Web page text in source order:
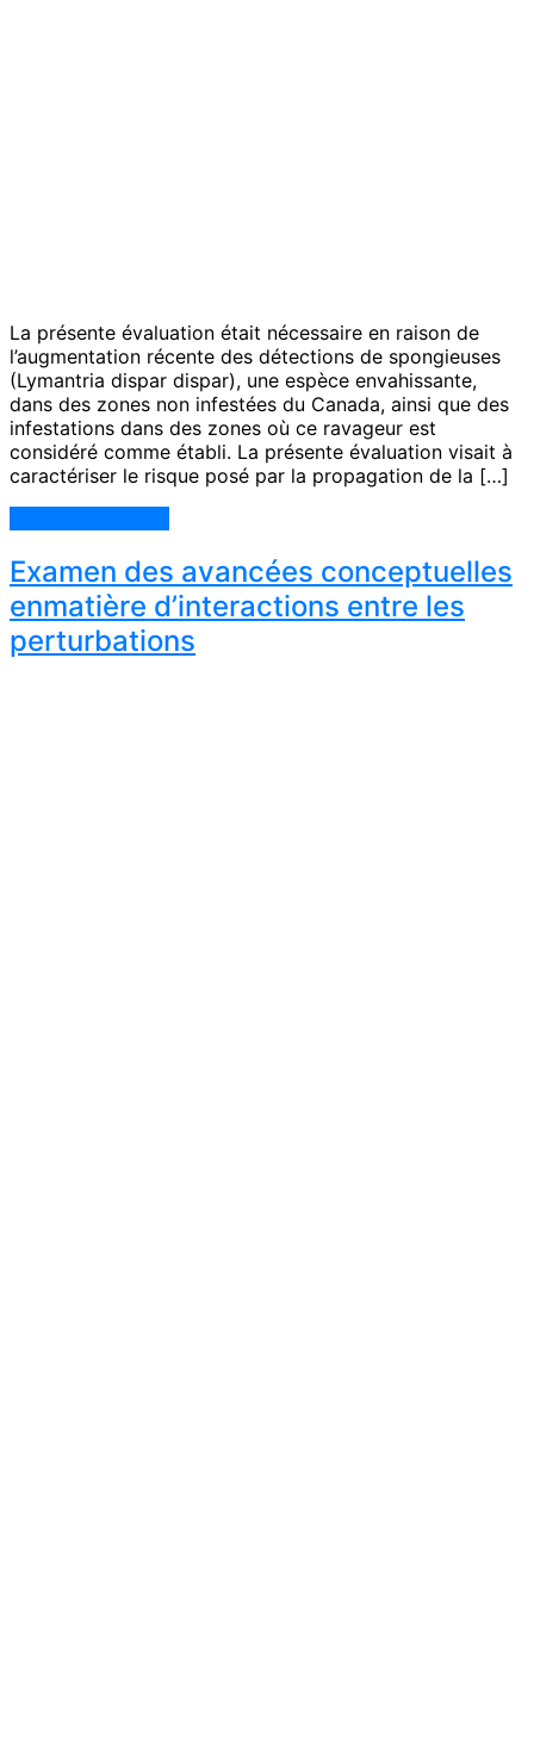
La présente évaluation était nécessaire en raison de
l’augmentation récente des détections de spongieuses
(Lymantria dispar dispar), une espèce envahissante,
dans des zones non infestées du Canada, ainsi que des
infestations dans des zones où ce ravageur est
considéré comme établi. La présente évaluation visait à
caractériser le risque posé par la propagation de la […]
Examen des avancées conceptuelles
enmatière d’interactions entre les
perturbations